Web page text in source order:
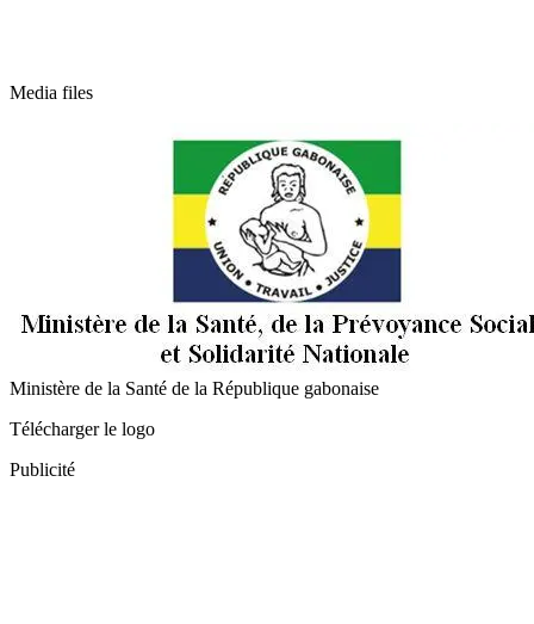
Media files
Ministère de la Santé de la République gabonaise
Télécharger le logo
Publicité